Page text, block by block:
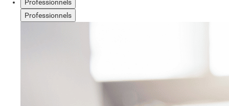
Professionnels
Professionnels